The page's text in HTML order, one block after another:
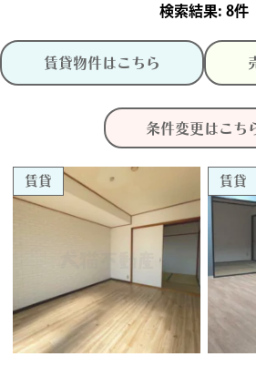
8件
賃貸物件はこちら
条件変更はこち
賃貸 賃貸